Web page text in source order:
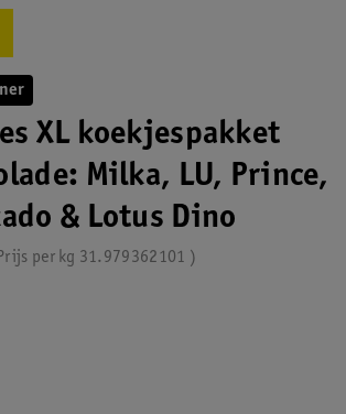
XL koekjespakket
Milka, LU, Prince,
& Lotus Dino
31.979362101
Prijs per kg